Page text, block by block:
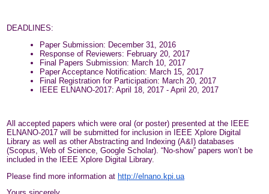
DEADLINES:
Paper Submission: December 31, 2016
Response of Reviewers: February 20, 2017
Final Papers Submission: March 10, 2017
Paper Acceptance Notification: March 15, 2017
Final Registration for Participation: March 20, 2017
IEEE ELNANO-2017: April 18, 2017 - April 20, 2017
All accepted papers which were oral (or poster) presented at the IEEE
ELNANO-2017 will be submitted for inclusion in IEEE Xplore Digital
Library as well as other Abstracting and Indexing (A&I) databases
(Scopus, Web of Science, Google Scholar). “No-show” papers won’t be
included in the IEEE Xplore Digital Library.
Please find more information at http://elnano.kpi.ua